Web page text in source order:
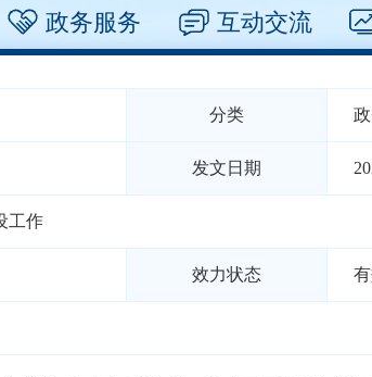
政务服务 互动交流
分类
发文日期
工作
效力状态